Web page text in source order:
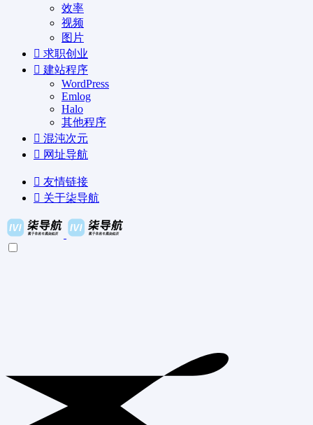
效率
视频
图片
求职创业
建站程序
WordPress
Emlog
Halo
其他程序
混沌次元
网址导航
友情链接
关于柒导航